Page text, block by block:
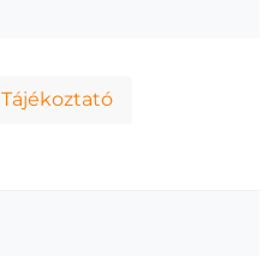
Tájékoztató